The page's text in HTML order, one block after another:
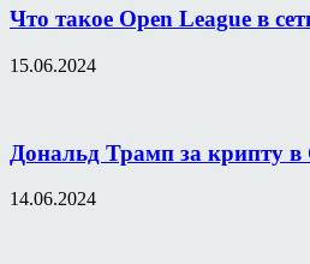
Что такое Open League в
15.06.2024
Дональд Трамп за крипту
14.06.2024